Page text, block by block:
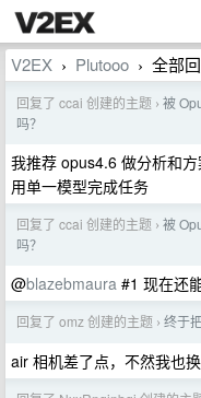
V2EX › Plutooo › 全部
回复了 ccai 创建的主题 › 被
吗？
我推荐 opus4.6 做分析和
用单一模型完成任务
回复了 ccai 创建的主题 › 被
吗？
@blazebmaura #1 现在还
回复了 omz 创建的主题 › 终于
air 相机差了点，不然我也